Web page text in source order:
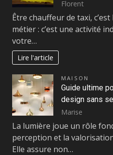
Florent
Être chauffeur de taxi,
métier : c’est une activité
votre…
Lire l'article
MAISON
Guide ultime
design sans
Marise
La lumière joue un rôle
perception et la
Elle assure non…